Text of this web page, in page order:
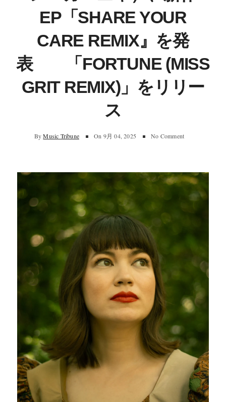
EP「SHARE YOUR
CARE REMIX』を発
表 「FORTUNE (MISS
GRIT REMIX)」をリリー
ス
By Music Tribune On 9月 04, 2025 No Comment